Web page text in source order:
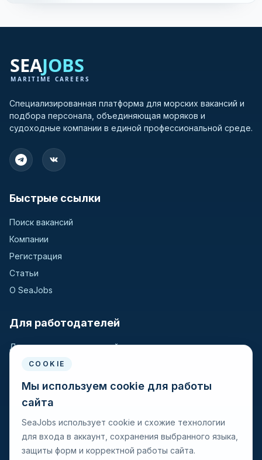
Специализированная платформа для морских вакансий и
подбора персонала, объединяющая моряков и
судоходные компании в единой профессиональной среде.
Быстрые ссылки
Поиск вакансий
Компании
Регистрация
Статьи
О SeaJobs
Для работодателей
Для крюинговых компаний
Разместить вакансию
Поиск кандидатов
Для моряков
Поиск вакансий
COOKIE
Мы используем cookie для работы
сайта
SeaJobs использует cookie и схожие технологии
для входа в аккаунт, сохранения выбранного языка,
защиты форм и корректной работы сайта.